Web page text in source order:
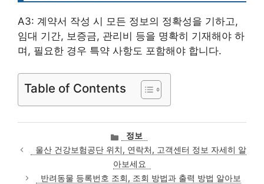
A3: 계약서 작성 시 모든 정보의 정확성을 기하고,
임대 기간, 보증금, 관리비 등을 명확히 기재해야 하
며, 필요한 경우 특약 사항도 포함해야 합니다.
Table of Contents
카
테
고
리
정보
울산 건강보험공단 위치, 연락처, 고객센터 정보 자세히 알
아보세요
반려동물 등록번호 조회, 조회 방법과 출력 방법 알아보